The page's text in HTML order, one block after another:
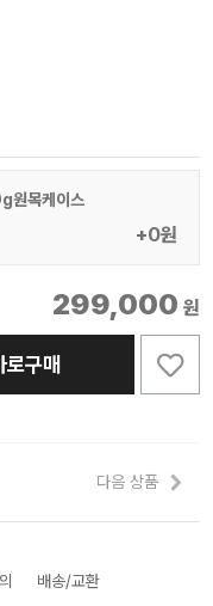
원목케이스
+0원
299,000 원
로구매
다음 상품
배송/교환